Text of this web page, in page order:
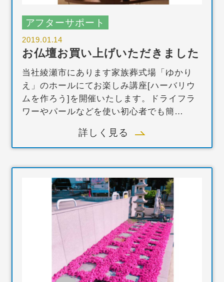
アフターサポート
2019.01.14
お仏壇お買い上げいただきました
当社綾瀬市にあります家族葬式場「ゆかり
え」のホールにてお楽しみ講座[ハーバリウ
ムを作ろう]を開催いたします。ドライフラ
ワーやパールなどを使い初心者でも簡…
詳しく見る